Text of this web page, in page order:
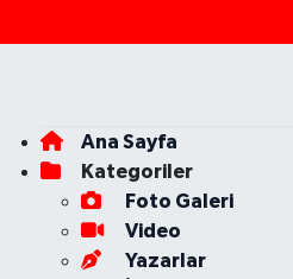
Ana Sayfa
Kategoriler
Foto Galeri
Video
Yazarlar